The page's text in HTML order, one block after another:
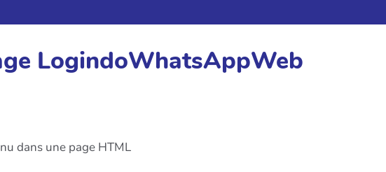
LogindoWhatsAppWeb
dans une page HTML